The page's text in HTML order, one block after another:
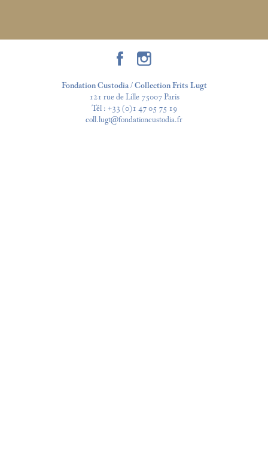
Fondation Custodia / Collection Frits Lugt
121 rue de Lille 75007 Paris
Tél : +33 (0)1 47 05 75 19
coll.lugt@fondationcustodia.fr